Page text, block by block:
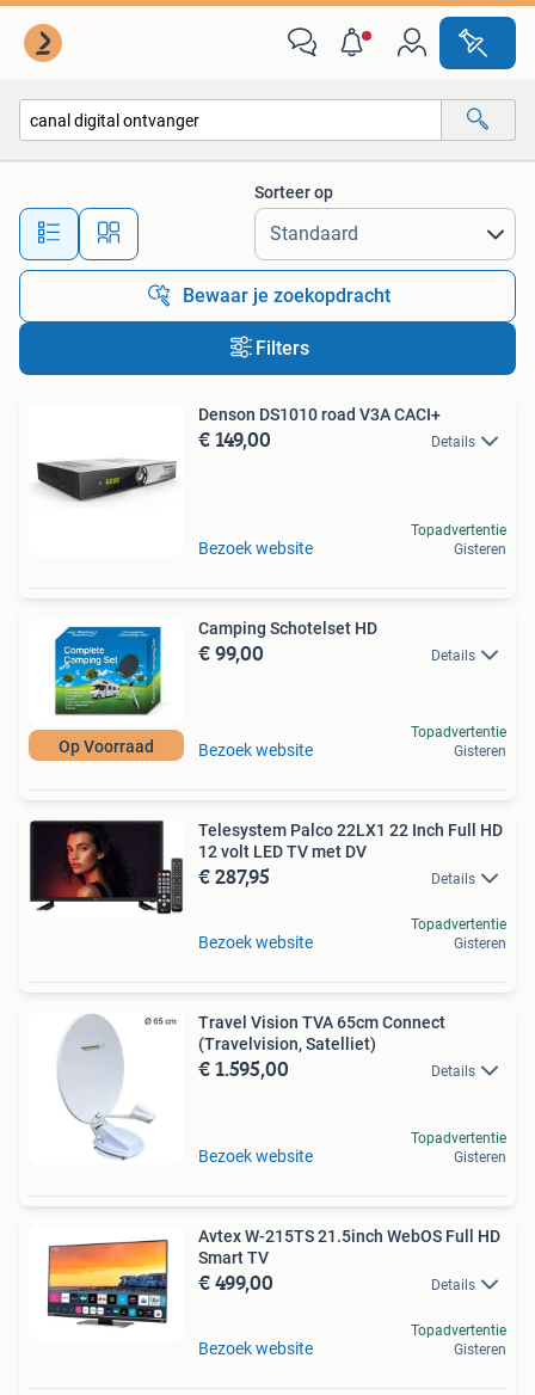
Alle afstanden…
Sorteer op
Bewaar je zoekopdracht
Filters
Denson DS1010 road V3A CACI+
€ 149,00 Details
Bezoek website
Topadvertentie
Gisteren
Op Voorraad
Camping Schotelset HD
€ 99,00 Details
Bezoek website
Topadvertentie
Gisteren
Telesystem Palco 22LX1 22 Inch Full HD
12 volt LED TV met DV
€ 287,95 Details
Bezoek website
Topadvertentie
Gisteren
Travel Vision TVA 65cm Connect
(Travelvision, Satelliet)
€ 1.595,00 Details
Bezoek website
Topadvertentie
Gisteren
Avtex W-215TS 21.5inch WebOS Full HD
Smart TV
€ 499,00 Details
Bezoek website
Topadvertentie
Gisteren